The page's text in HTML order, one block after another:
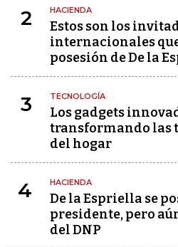
2 HACIENDA
Estos son los
internacionales
posesión de De la
3 TECNOLOGÍA
Los gadgets
transformando las
del hogar
4 HACIENDA
De la Espriella se
presidente, pero
del DNP